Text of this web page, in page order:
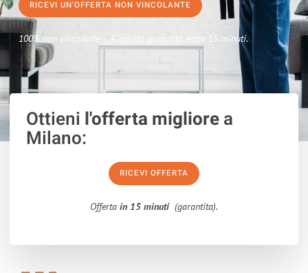
RICEVI UN'OFFERTA NON VINCOLANTE
100% non vincolante – Risposta garantita entro 15 minuti.
Ottieni l'offerta migliorea
Milano:
RICEVI OFFERTA
Offerta in 15 minuti (garantita).